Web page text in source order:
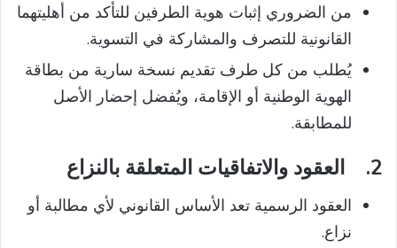
من الضروري إثبات هوية الطرفين للتأكد من أهليتهما
القانونية للتصرف والمشاركة في التسوية.
يُطلب من كل طرف تقديم نسخة سارية من بطاقة
الهوية الوطنية أو الإقامة، ويُفضل إحضار الأصل
للمطابقة.
2. العقود والاتفاقيات المتعلقة بالنزاع
العقود الرسمية تعد الأساس القانوني لأي مطالبة أو
نزاع.